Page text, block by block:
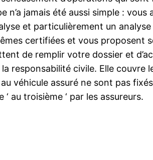
n’a jamais été aussi simple :
et particulièrement un
certifiées et vous proposent
de remplir votre dossier et
responsabilité civile. Elle couvre
véhicule assuré ne sont pas
au troisième ‘ par les assureurs.